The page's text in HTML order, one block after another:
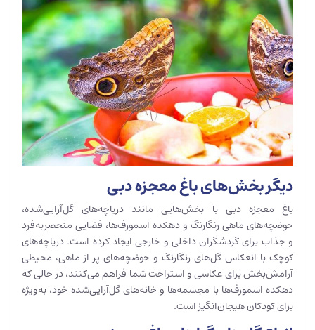
دیگر بخش‌های باغ معجزه دبی
باغ معجزه دبی با بخش‌هایی مانند دریاچه‌های گل‌آرایی‌شده،
حوضچه‌های ماهی رنگارنگ و دهکده اسمورف‌ها، فضایی منحصربه‌فرد
و جذاب برای گردشگران داخلی و خارجی ایجاد کرده است. دریاچه‌های
کوچک با انعکاس گل‌های رنگارنگ و حوضچه‌های پر از ماهی، محیطی
آرامش‌بخش برای عکاسی و استراحت شما فراهم می‌کنند، در حالی که
دهکده اسمورف‌ها با مجسمه‌ها و خانه‌های گل‌آرایی‌شده خود، به‌ویژه
برای کودکان هیجان‌انگیز است.